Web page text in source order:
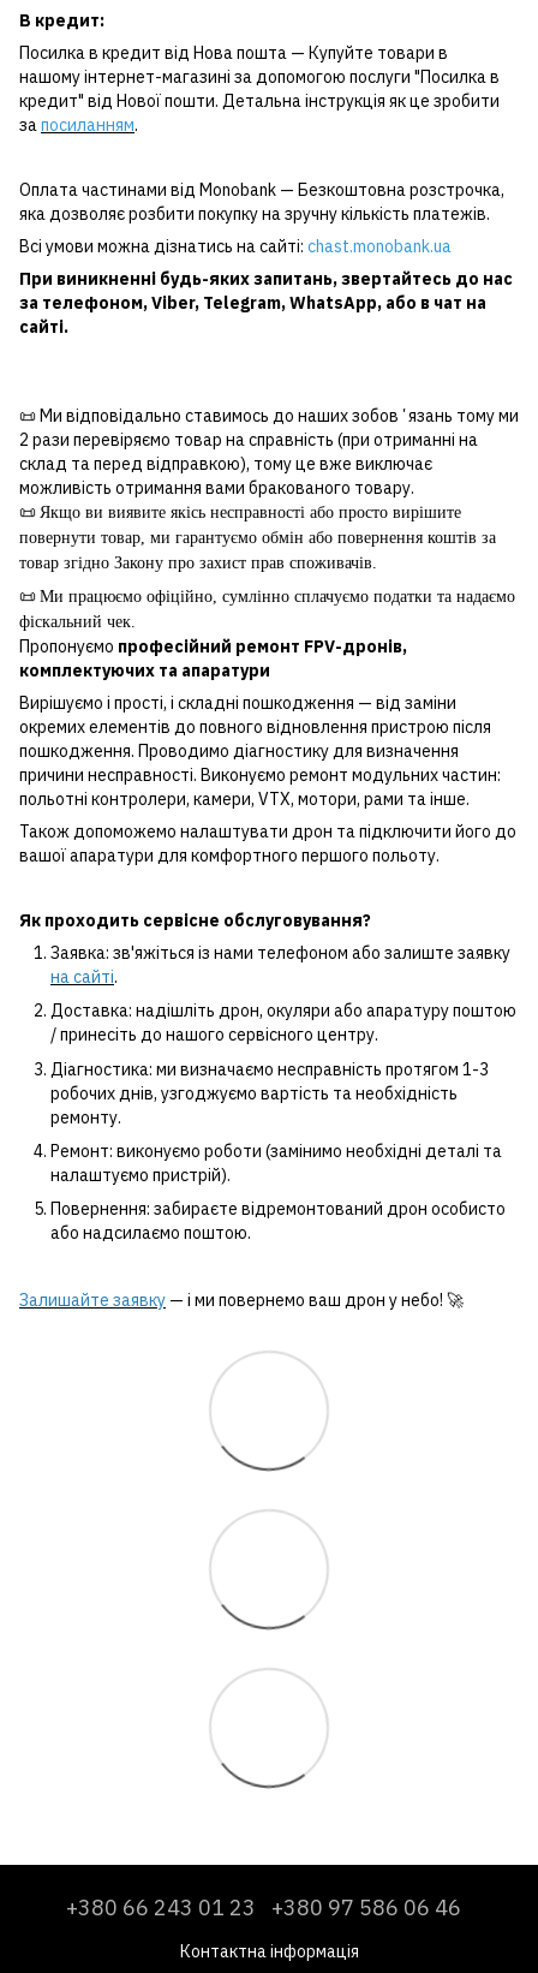
В кредит:
Посилка в кредит від Нова пошта — Купуйте товари в
нашому інтернет-магазині за допомогою послуги "Посилка в
кредит" від Нової пошти. Детальна інструкція як це зробити
запосиланням.
Оплата частинами від Monobank — Безкоштовна розстрочка,
яка дозволяє розбити покупку на зручну кількість платежів.
Всі умови можна дізнатись на сайті: chast.monobank.ua
При виникненні будь-яких запитань, звертайтесь до нас
за телефоном,Viber, Telegram,WhatsApp, або в чат на
сайті.
📜 Ми відповідально ставимось до наших зобовʼязань тому ми
2 рази перевіряємо товар на справність (при отриманні на
склад та перед відправкою), тому це вже виключає
можливість отримання вами бракованого товару.
📜 Якщо ви виявите якісь несправності або просто вирішите
повернути товар, ми гарантуємо обмін або повернення коштів за
товар згідно Закону про захист прав споживачів.
📜 Ми працюємо офіційно, сумлінно сплачуємо податки та надаємо
фіскальний чек.
Пропонуємо професійний ремонт FPV-дронів,
комплектуючих та апаратури
Вирішуємо і прості, і складні пошкодження — від заміни
окремих елементів до повного відновлення пристрою після
пошкодження. Проводимо діагностику для визначення
причини несправності. Виконуємо ремонт модульних частин:
польотні контролери, камери, VTX, мотори, рами та інше.
Також допоможемо налаштувати дрон та підключити його до
вашої апаратури для комфортного першого польоту.
Як проходить сервісне обслуговування?
Заявка: зв'яжіться із нами телефоном або залиште заявку
на сайті.
Доставка: надішліть дрон, окуляри або апаратуру поштою
/ принесіть до нашого сервісного центру.
Діагностика: ми визначаємо несправність протягом 1-3
робочих днів, узгоджуємо вартість та необхідність
ремонту.
Ремонт: виконуємо роботи (замінимо необхідні деталі та
налаштуємо пристрій).
Повернення: забираєте відремонтований дрон особисто
або надсилаємо поштою.
Залишайте заявку — і ми повернемо ваш дрон у небо! 🚀
+380 66 243 01 23 +380 97 586 06 46
Контактна інформація